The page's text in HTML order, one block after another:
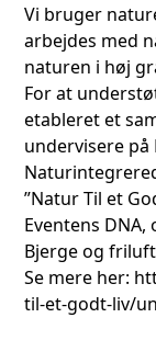
Vi bruger
arbejdes med
naturen i høj
For at
etableret et
undervisere
”Natur Til et
Eventens
Bjerge og
Se mere her:
til-et-godt-liv/